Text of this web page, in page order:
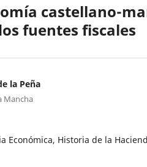
castellano-
fuentes fiscales
la Peña
Mancha
Económica, Historia de la